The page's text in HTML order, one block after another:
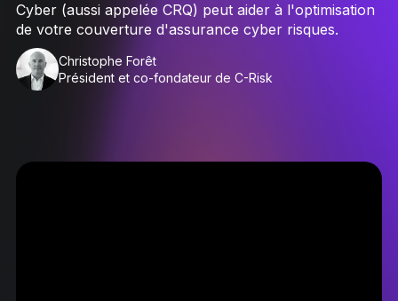
Cyber (aussi appelée CRQ) peut aider à l'optimisation
de votre couverture d'assurance cyber risques.
Christophe Forêt
Président et co-fondateur de C-Risk